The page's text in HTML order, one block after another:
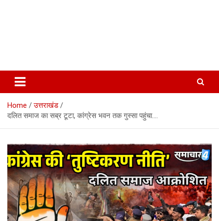
Home
उत्तराखंड
दलित समाज का सब्र टूटा, कांग्रेस भवन तक गुस्सा पहुंचा….